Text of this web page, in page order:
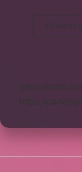
Devamını
https://
https://